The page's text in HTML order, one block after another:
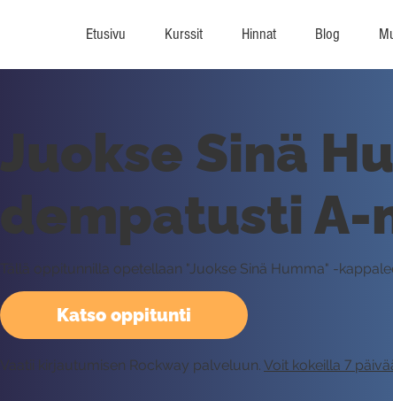
Etusivu Kurssit Hinnat Blog
Katso oppitunti
Juokse Sinä
dempatusti A-
Tällä oppitunnilla opetellaan "Juokse Sinä Humma" -
Vaatii kirjautumisen Rockway palveluun. Voit kokeilla 7